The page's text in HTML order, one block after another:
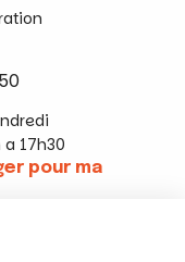
17h30
pour ma